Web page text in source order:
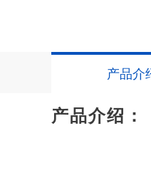
产品介
产品介绍：